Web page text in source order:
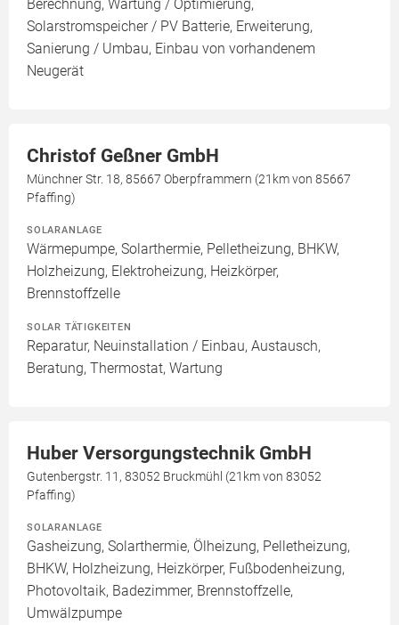
Berechnung, Wartung / Optimierung,
Solarstromspeicher / PV Batterie, Erweiterung,
Sanierung / Umbau, Einbau von vorhandenem
Neugerät
Christof Geßner GmbH
Münchner Str. 18, 85667 Oberpframmern (21km von 85667
Pfaffing)
SOLARANLAGE
Wärmepumpe, Solarthermie, Pelletheizung, BHKW,
Holzheizung, Elektroheizung, Heizkörper,
Brennstoffzelle
SOLAR TÄTIGKEITEN
Reparatur, Neuinstallation / Einbau, Austausch,
Beratung, Thermostat, Wartung
Huber Versorgungstechnik GmbH
Gutenbergstr. 11, 83052 Bruckmühl (21km von 83052
Pfaffing)
SOLARANLAGE
Gasheizung, Solarthermie, Ölheizung, Pelletheizung,
BHKW, Holzheizung, Heizkörper, Fußbodenheizung,
Photovoltaik, Badezimmer, Brennstoffzelle,
Umwälzpumpe